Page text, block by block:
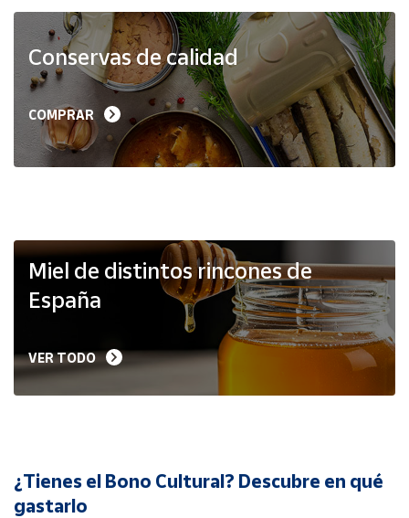
Productos
Solidarios
Ayuda
Vendedores
Mapa de
Hazte
vendedor
Cuenta
Conservas de calidad
COMPRAR
Miel de distintos rincones de
España
VER TODO
¿Tienes el Bono Cultural? Descubre en qué
gastarlo